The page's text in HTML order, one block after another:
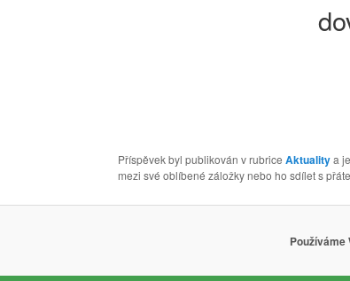
Příspěvek byl publikován v rubrice Aktualitya
mezi své oblíbené záložky nebo ho sdílet s